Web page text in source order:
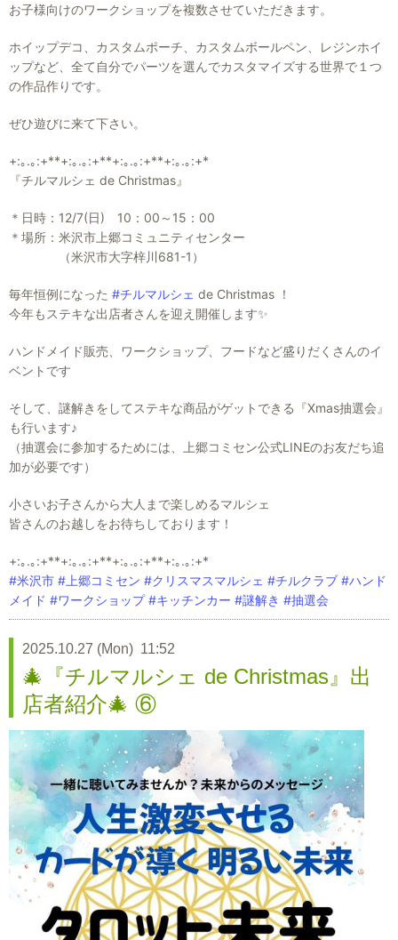
お子様向けのワークショップを複数させていただきます。
ホイップデコ、カスタムポーチ、カスタムボールペン、レジンホイ
ップなど、全て自分でパーツを選んでカスタマイズする世界で１つ
の作品作りです。
ぜひ遊びに来て下さい。
+:｡.｡:+**+:｡.｡:+**+:｡.｡:+**+:｡.｡:+*
『チルマルシェ de Christmas』
＊日時：12/7(日) 10：00～15：00
＊場所：米沢市上郷コミュニティセンター
（米沢市大字梓川681-1）
毎年恒例になった #チルマルシェ de Christmas ！
今年もステキな出店者さんを迎え開催します✨
ハンドメイド販売、ワークショップ、フードなど盛りだくさんのイ
ベントです
そして、謎解きをしてステキな商品がゲットできる『Xmas抽選会』
も行います♪
（抽選会に参加するためには、上郷コミセン公式LINEのお友だち追
加が必要です）
小さいお子さんから大人まで楽しめるマルシェ
皆さんのお越しをお待ちしております！
+:｡.｡:+**+:｡.｡:+**+:｡.｡:+**+:｡.｡:+*
#米沢市 #上郷コミセン #クリスマスマルシェ #チルクラブ #ハンド
メイド #ワークショップ #キッチンカー #謎解き #抽選会
2025.10.27 (Mon) 11:52
🎄『チルマルシェ de Christmas』出
店者紹介🎄 ⑥